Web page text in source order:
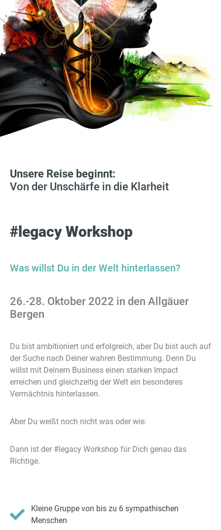
Unsere Reise beginnt:
Von der Unschärfe in die Klarheit
#legacy Workshop
Was willst Du in der Welt hinterlassen?
26.-28. Oktober 2022 in den Allgäuer
Bergen
Du bist ambitioniert und erfolgreich, aber Du bist auch auf
der Suche nach Deiner wahren Bestimmung. Denn Du
willst mit Deinem Business einen starken Impact
erreichen und gleichzeitig der Welt ein besonderes
Vermächtnis hinterlassen.
Aber Du weißt noch nicht was oder wie.
Dann ist der #legacy Workshop für Dich genau das
Richtige.
Kleine Gruppe von bis zu 6 sympathischen
Menschen